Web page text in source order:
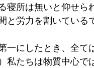
寝所は無いと仰せ
労力を割いている
一にしたとき、全て
私たちは物質中心